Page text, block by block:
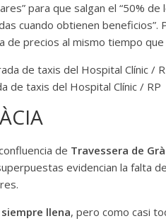
para que salgan el “50%
cuando obtienen beneficios”.
de precios al mismo tiempo
de taxis del Hospital Clínic / RP
de Travessera de
evidencian la falta
siempre llena, pero como casi